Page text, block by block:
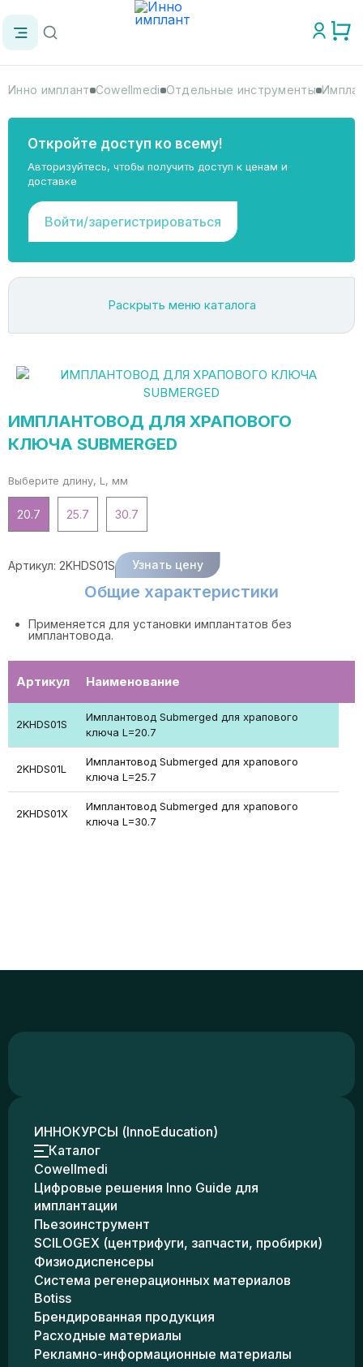
Инно имплант Cowellmedi Отдельные инструменты
Откройте доступ ко всему!
Авторизуйтесь, чтобы получить доступ к ценам и
доставке
Войти/зарегистрироваться
Раскрыть меню каталога
ИМПЛАНТОВОД ДЛЯ ХРАПОВОГО
КЛЮЧА SUBMERGED
Выберите длину, L, мм
20.7 25.7 30.7
Артикул: 2KHDS01S Узнать цену
Общие характеристики
Применяется для установки имплантатов без
имплантовода.
Артикул Наименование
2KHDS01S
Имплантовод Submerged для храпового
ключа L=20.7
2KHDS01L
Имплантовод Submerged для храпового
ключа L=25.7
2KHDS01X
Имплантовод Submerged для храпового
ключа L=30.7
ИННОКУРСЫ (InnoEducation)
Каталог
Cowellmedi
Цифровые решения Inno Guide для
имплантации
Пьезоинструмент
SCILOGEX (центрифуги, запчасти, пробирки)
Физиодиспенсеры
Система регенерационных материалов
Botiss
Брендированная продукция
Расходные материалы
Рекламно-информационные материалы